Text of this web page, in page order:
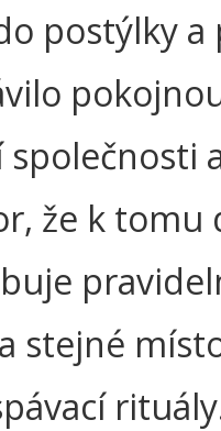
postýlky
že k tomu
stejné